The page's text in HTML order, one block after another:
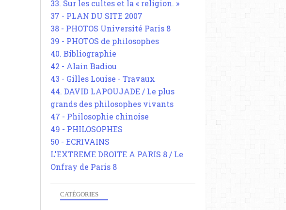
33. Sur les cultes et la « religion. »
37 - PLAN DU SITE 2007
38 - PHOTOS Université Paris 8
39 - PHOTOS de philosophes
40. Bibliographie
42 - Alain Badiou
43 - Gilles Louise - Travaux
44. DAVID LAPOUJADE / Le plus
grands des philosophes vivants
47 - Philosophie chinoise
49 - PHILOSOPHES
50 - ECRIVAINS
L'EXTREME DROITE A PARIS 8 / Le
Onfray de Paris 8
CATÉGORIES